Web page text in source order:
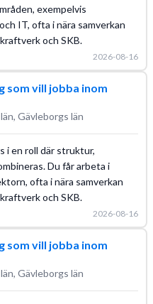
exempelvis
IT, ofta i nära samverkan
och SKB.
2026-08-16
som vill jobba inom
Gävleborgs län
i en roll där struktur,
Du får arbeta i
ofta i nära samverkan
och SKB.
2026-08-16
som vill jobba inom
Gävleborgs län